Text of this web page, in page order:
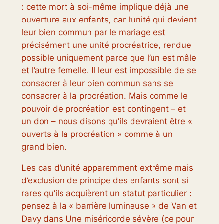
: cette mort à soi-même implique déjà une
ouverture aux enfants, car l’unité qui devient
leur bien commun par le mariage est
précisément une unité procréatrice, rendue
possible uniquement parce que l’un est mâle
et l’autre femelle. Il leur est impossible de se
consacrer à leur bien commun sans se
consacrer à la procréation. Mais comme le
pouvoir de procréation est contingent – ​​et
un don – nous disons qu’ils devraient être «
ouverts à la procréation » comme à un
grand bien.
Les cas d’unité apparemment extrême mais
d’exclusion de principe des enfants sont si
rares qu’ils acquièrent un statut particulier :
pensez à la « barrière lumineuse » de Van et
Davy dans Une miséricorde sévère (ce pour